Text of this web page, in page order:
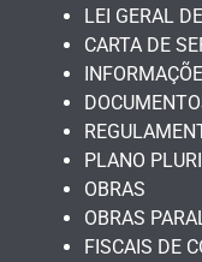
LEI GERAL
CARTA DE
PLANO
OBRAS
OBRAS
FISCAIS DE